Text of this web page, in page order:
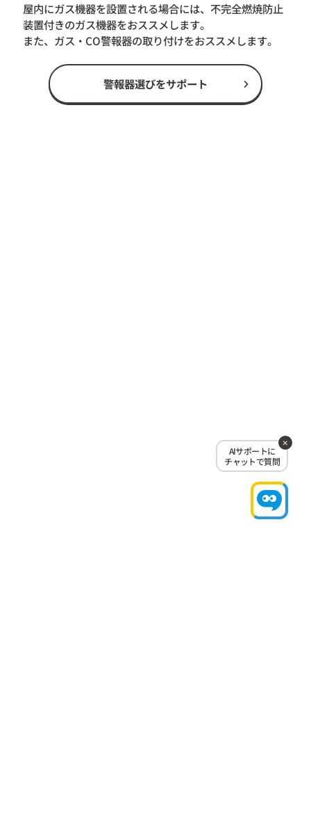
屋内にガス機器を設置される場合には、不完全燃焼防止
装置付きのガス機器をおススメします。
また、ガス・CO警報器の取り付けをおススメします。
警報器選びをサポート
AIサポートに
チャットで質問